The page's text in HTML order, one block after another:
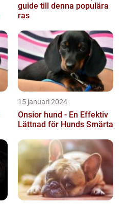
guide till denna populära
ras
15 januari 2024
Onsior hund - En Effektiv
Lättnad för Hunds Smärta